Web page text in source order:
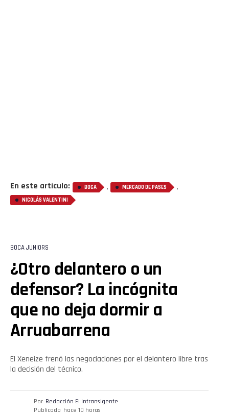
En este artículo: BOCA , MERCADO DE PASES ,
NICOLÁS VALENTINI
BOCA JUNIORS
¿Otro delantero o un
defensor? La incógnita
que no deja dormir a
Arruabarrena
El Xeneize frenó las negociaciones por el delantero libre tras
la decisión del técnico.
Por Redacción El intransigente
Publicado hace 10 horas